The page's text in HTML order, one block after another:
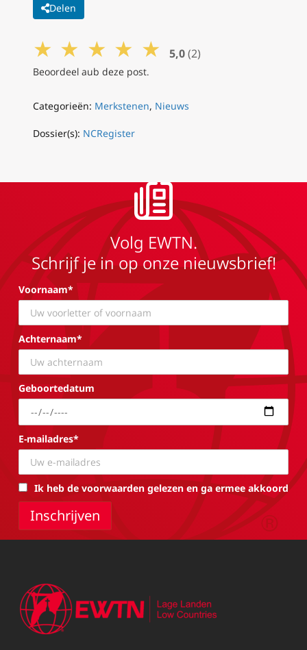
Delen
★ ★ ★ ★ ★ 5,0 (2)
Beoordeel aub deze post.
Categorieën: Merkstenen, Nieuws
Dossier(s): NCRegister
Volg EWTN.
Schrijf je in op onze nieuwsbrief!
Voornaam*
Achternaam*
Geboortedatum
E-mailadres*
Ik heb de voorwaarden gelezen en ga ermee akkoord